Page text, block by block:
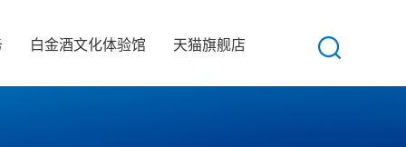
白金酒文化体验馆 天猫旗舰店